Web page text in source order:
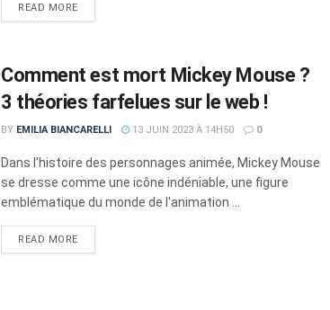
READ MOREDETAILS
Comment est mort Mickey Mouse ?
3 théories farfelues sur le web !
BY EMILIA BIANCARELLI 13 JUIN 2023 À 14H50 0
Dans l'histoire des personnages animée, Mickey Mouse
se dresse comme une icône indéniable, une figure
emblématique du monde de l'animation ...
READ MOREDETAILS